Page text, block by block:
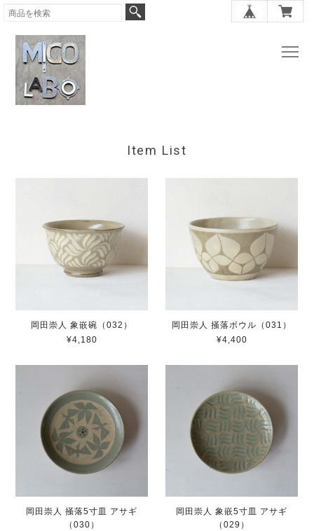
Item List
岡田崇人 象嵌碗（032）
¥4,180
岡田崇人 掻落ボウル（031）
¥4,400
岡田崇人 掻落5寸皿 アサギ
（030）
岡田崇人 象嵌5寸皿 アサギ
（029）